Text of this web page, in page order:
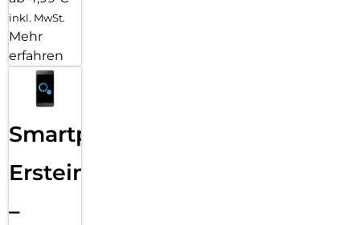
inkl. MwSt.
Mehr
erfahren
Smartphone
Ersteinrichtung
–